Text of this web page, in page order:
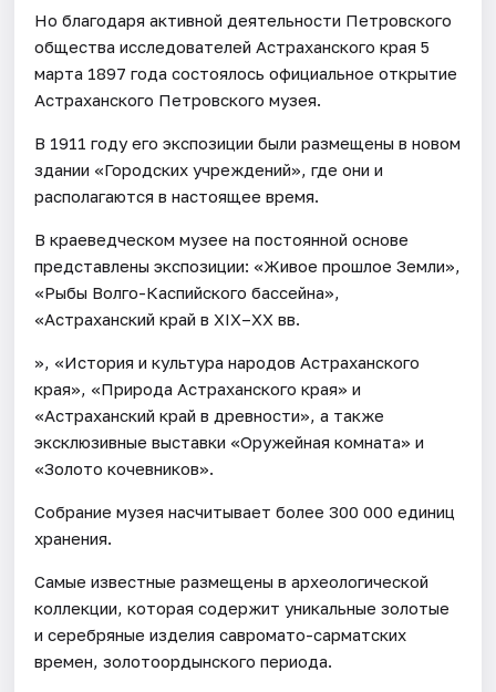
Но благодаря активной деятельности Петровского
общества исследователей Астраханского края 5
марта 1897 года состоялось официальное открытие
Астраханского Петровского музея.
В 1911 году его экспозиции были размещены в новом
здании «Городских учреждений», где они и
располагаются в настоящее время.
В краеведческом музее на постоянной основе
представлены экспозиции: «Живое прошлое Земли»,
«Рыбы Волго-Каспийского бассейна»,
«Астраханский край в XIX–XX вв.
», «История и культура народов Астраханского
края», «Природа Астраханского края» и
«Астраханский край в древности», а также
эксклюзивные выставки «Оружейная комната» и
«Золото кочевников».
Собрание музея насчитывает более 300 000 единиц
хранения.
Самые известные размещены в археологической
коллекции, которая содержит уникальные золотые
и серебряные изделия савромато-сарматских
времен, золотоордынского периода.